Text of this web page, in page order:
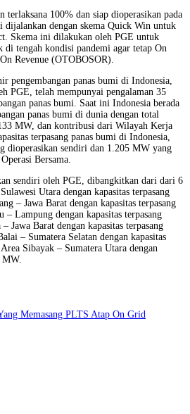
terlaksana 100% dan siap dioperasikan pada
dengan skema Quick Win untuk
Skema ini dilakukan oleh PGE untuk
di tengah kondisi pandemi agar tetap On
Revenue (OTOBOSOR).
pengembangan panas bumi di Indonesia,
PGE, telah mempunyai pengalaman 35
panas bumi. Saat ini Indonesia berada
panas bumi di dunia dengan total
MW, dan kontribusi dari Wilayah Kerja
terpasang panas bumi di Indonesia,
dioperasikan sendiri dan 1.205 MW yang
Bersama.
sendiri oleh PGE, dibangkitkan dari dari 6
Utara dengan kapasitas terpasang
– Jawa Barat dengan kapasitas terpasang
– Lampung dengan kapasitas terpasang
Jawa Barat dengan kapasitas terpasang
– Sumatera Selatan dengan kapasitas
Sibayak – Sumatera Utara dengan
MW.
Memasang PLTS Atap On Grid